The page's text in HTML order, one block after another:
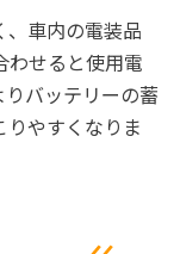
、車内の電装品
わせると使用電
バッテリーの蓄
やすくなりま